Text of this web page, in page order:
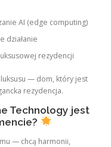
AI (edge computing)
działanie
rezydencji
— dom, który jest
rezydencja.
Technology jest
— chcą harmonii,